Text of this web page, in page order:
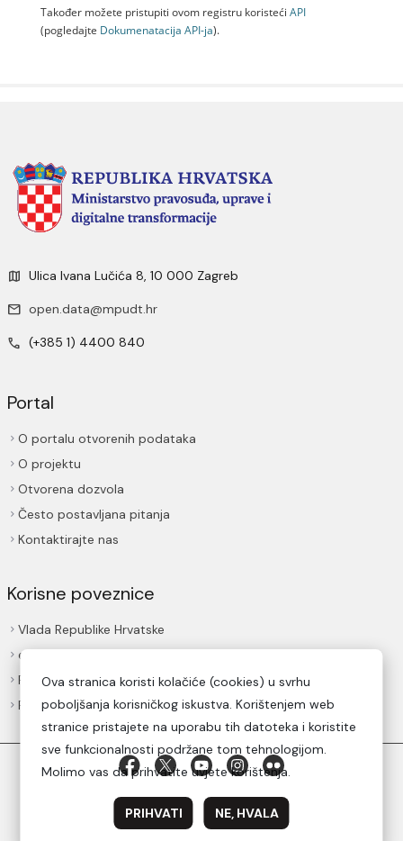
Također možete pristupiti ovom registru koristeći API
(pogledajte Dokumenаtаcijа API-jа).